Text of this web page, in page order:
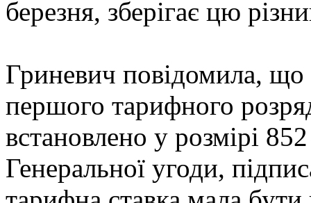
березня, зберігає цю
Гриневич повідомила, що
першого тарифного
встановлено у розмірі
Генеральної угоди,